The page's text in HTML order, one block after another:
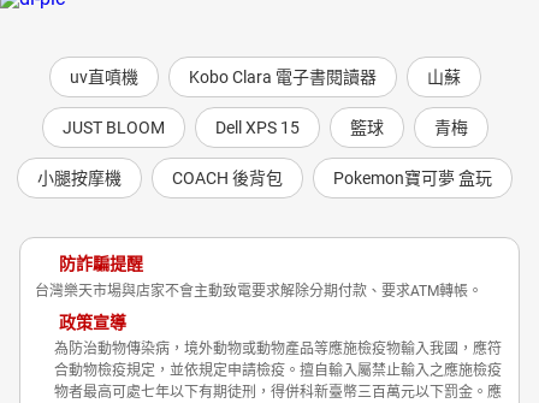
uv直噴機 Kobo Clara 電子書閱讀器 山蘇
JUST BLOOM Dell XPS 15 籃球 青梅
小腿按摩機 COACH 後背包 Pokemon寶可夢 盒玩
防詐騙提醒
台灣樂天市場與店家不會主動致電要求解除分期付款、要求ATM轉帳。
政策宣導
為防治動物傳染病，境外動物或動物產品等應施檢疫物輸入我國，應符
合動物檢疫規定，並依規定申請檢疫。擅自輸入屬禁止輸入之應施檢疫
物者最高可處七年以下有期徒刑，得併科新臺幣三百萬元以下罰金。應